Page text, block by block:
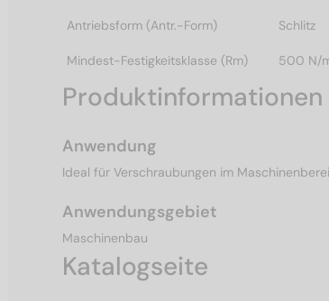
Antriebsform (Antr.-Form) Schlitz
Mindest-Festigkeitsklasse (Rm) 500 N/
Produktinformationen
Anwendung
Ideal für Verschraubungen im
Anwendungsgebiet
Maschinenbau
Katalogseite